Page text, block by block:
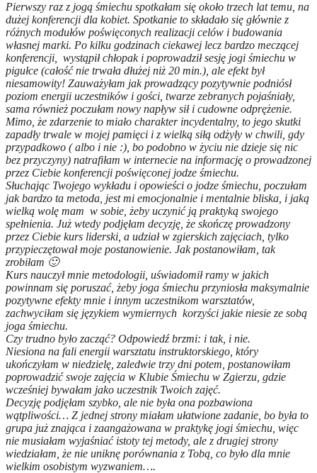
Pierwszy raz z jogą śmiechu spotkałam się około trzech lat temu, na
dużej konferencji dla kobiet. Spotkanie to składało się głównie z
różnych modułów poświęconych realizacji celów i budowania
własnej marki. Po kilku godzinach ciekawej lecz bardzo meczącej
konferencji, wystąpił chłopak i poprowadził sesję jogi śmiechu w
pigułce (całość nie trwała dłużej niż 20 min.), ale efekt był
niesamowity! Zauważyłam jak prowadzący pozytywnie podniósł
poziom energii uczestników i gości, twarze zebranych pojaśniały,
sama również poczułam nowy napływ sił i cudowne odprężenie.
Mimo, że zdarzenie to miało charakter incydentalny, to jego skutki
zapadły trwale w mojej pamięci i z wielką siłą odżyły w chwili, gdy
przypadkowo ( albo i nie :), bo podobno w życiu nie dzieje się nic
bez przyczyny) natrafiłam w internecie na informację o prowadzonej
przez Ciebie konferencji poświęconej jodze śmiechu.
Słuchając Twojego wykładu i opowieści o jodze śmiechu, poczułam
jak bardzo ta metoda, jest mi emocjonalnie i mentalnie bliska, i jaką
wielką wolę mam w sobie, żeby uczynić ją praktyką swojego
spełnienia. Już wtedy podjęłam decyzję, że skończę prowadzony
przez Ciebie kurs liderski, a udział w zgierskich zajęciach, tylko
przypieczętował moje postanowienie. Jak postanowiłam, tak
zrobiłam 🙂
Kurs nauczył mnie metodologii, uświadomił ramy w jakich
powinnam się poruszać, żeby joga śmiechu przyniosła maksymalnie
pozytywne efekty mnie i innym uczestnikom warsztatów,
zachwyciłam się językiem wymiernych korzyści jakie niesie ze sobą
joga śmiechu.
Czy trudno było zacząć? Odpowiedź brzmi: i tak, i nie.
Niesiona na fali energii warsztatu instruktorskiego, który
ukończyłam w niedzielę, zaledwie trzy dni potem, postanowiłam
poprowadzić swoje zajęcia w Klubie Śmiechu w Zgierzu, gdzie
wcześniej bywałam jako uczestnik Twoich zajęć.
Decyzję podjęłam szybko, ale nie była ona pozbawiona
wątpliwości… Z jednej strony miałam ułatwione zadanie, bo była to
grupa już znająca i zaangażowana w praktykę jogi śmiechu, więc
nie musiałam wyjaśniać istoty tej metody, ale z drugiej strony
wiedziałam, że nie uniknę porównania z Tobą, co było dla mnie
wielkim osobistym wyzwaniem….